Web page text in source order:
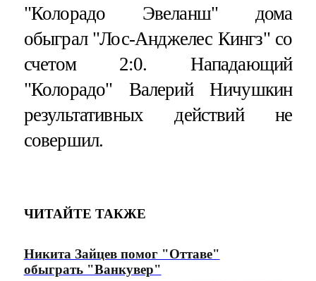
"Колорадо Эвеланш" дома
обыграл "Лос-Анджелес Кингз" со
счетом 2:0. Нападающий
"Колорадо" Валерий Ничушкин
результативных действий не
совершил.
ЧИТАЙТЕ ТАКЖЕ
Никита Зайцев помог "Оттаве"
обыграть "Ванкувер"